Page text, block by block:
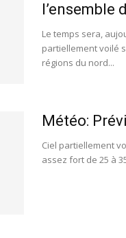
l’ensemble
Le temps sera,
partiellement voilé
régions du nord...
Météo:
Ciel partiellement
assez fort de 25 à